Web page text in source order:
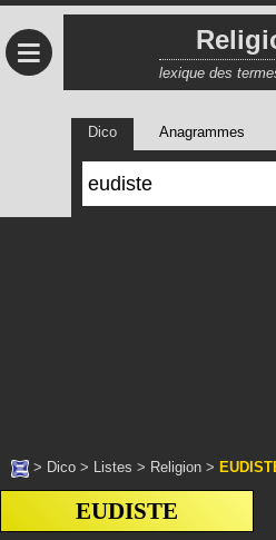
≡ lexique des
Dico Anagrammes
> Dico > Listes > Religion >
EUDISTE